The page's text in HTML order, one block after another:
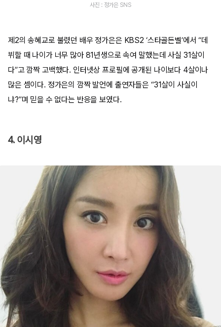
사진 : 정가은 SNS
제2의 송혜교로 불렸던 배우 정가은은 KBS2 ‘스타골든벨’에서 “데
뷔할 때 나이가 너무 많아 81년생으로 속여 말했는데 사실 31살이
다”고 깜짝 고백했다. 인터넷상 프로필에 공개된 나이보다 4살이나
많은 셈이다. 정가은의 깜짝 발언에 출연자들은 “31살이 사실이
냐?”며 믿을 수 없다는 반응을 보였다.
4. 이시영